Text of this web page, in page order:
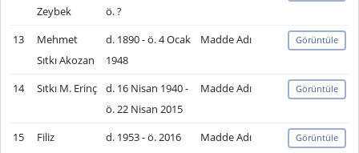
Zeybek
ö. ?
13
Mehmet
Sıtkı Akozan
d. 1890 - ö. 4 Ocak
1948
Madde Adı Görüntüle
14 Sıtkı M. Erinç
d. 16 Nisan 1940 -
ö. 22 Nisan 2015
Madde Adı Görüntüle
15
Filiz
d. 1953 - ö. 2016 Madde Adı Görüntüle